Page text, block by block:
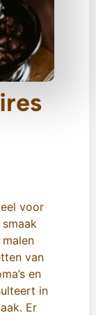
voor
van
en
in
Er